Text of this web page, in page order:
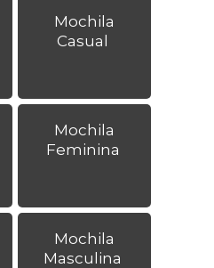
Mochila
Casual
Mochila
Feminina
Mochila
Masculina